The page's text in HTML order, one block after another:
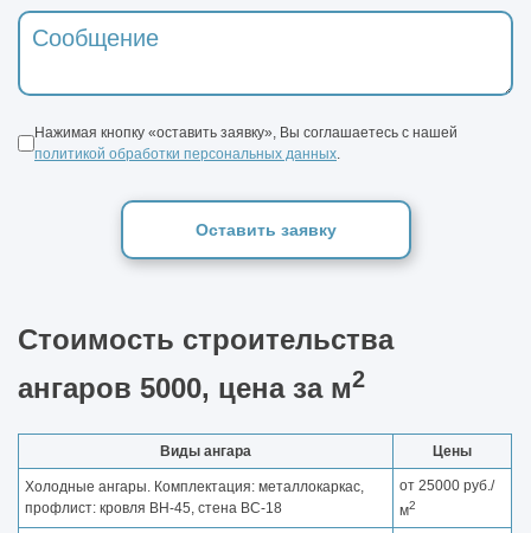
Нажимая кнопку «оставить заявку», Вы соглашаетесь с нашей
политикой обработки персональных данных
Оставить заявку
Стоимость строительства
ангаров 5000, цена за м2
Виды ангара Цены
Холодные ангары. Комплектация: металлокаркас,
профлист: кровля ВН-45, стена ВС-18
от 25000 руб./
м2